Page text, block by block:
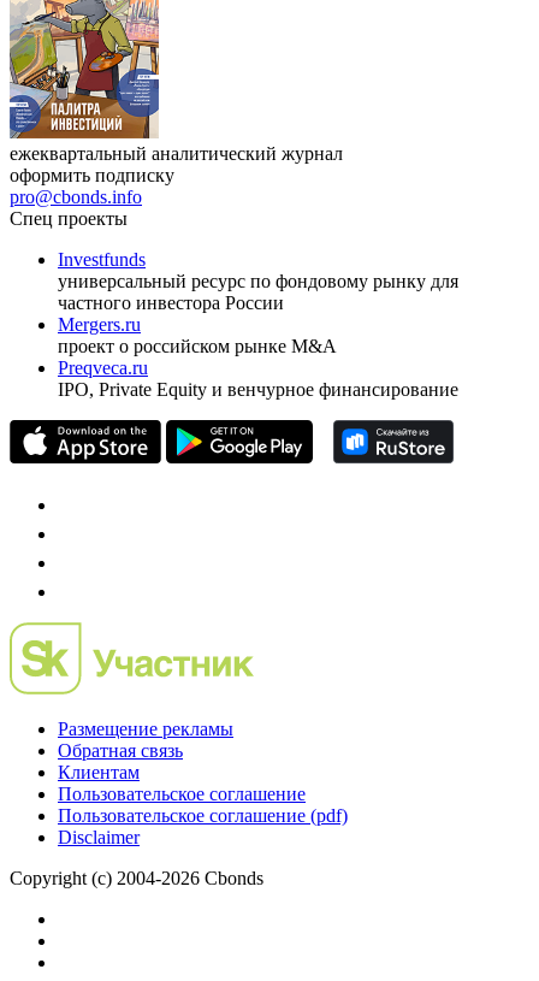
ежеквартальный аналитический журнал
оформить подписку
pro@cbonds.info
Спец проекты
Investfunds
универсальный ресурс по фондовому рынку для
частного инвестора России
проект о российском рынке M&A
Preqveca.ru
Размещение рекламы
Обратная связь
Пользовательское соглашение
Copyright (c) 2004-2026 Cbonds